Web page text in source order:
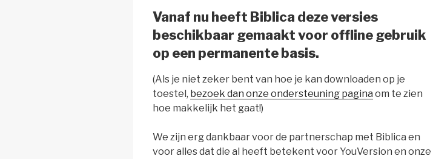
Vanaf nu heeft Biblica deze versies
beschikbaar gemaakt voor offline gebruik
op een permanente basis.
(Als je niet zeker bent van hoe je kan downloaden op je
toestel, bezoek dan onze ondersteuning pagina om te zien
hoe makkelijk het gaat!)
We zijn erg dankbaar voor de partnerschap met Biblica en
voor alles dat die al heeft betekent voor YouVersion en onze